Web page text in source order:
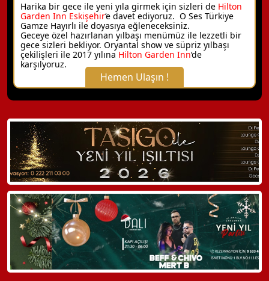
Harika bir gece ile yeni yıla girmek için sizleri de Hilton
Garden Inn Eskişehir‘e davet ediyoruz. O Ses Türkiye
Gamze Hayırlı ile doyasıya eğleneceksiniz.
Geceye özel hazırlanan yılbaşı menümüz ile lezzetli bir
gece sizleri bekliyor. Oryantal show ve süpriz yılbaşı
çekilişleri ile 2017 yılına Hilton Garden Inn‘de
karşılyoruz.
Hemen Ulaşın !
X Kapat
WhatsApp ile Bilgi Alın
Hemen Arayın
Detaylı Bilgi Alın